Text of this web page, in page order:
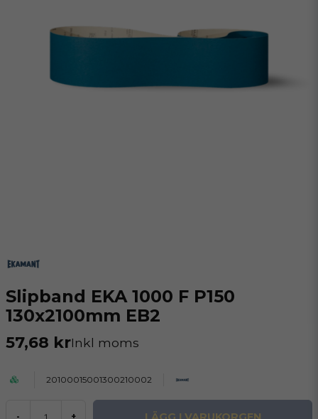
Slipband EKA 1000 F P150
130x2100mm EB2
57,68 krInkl moms
20100015001300210002
- +